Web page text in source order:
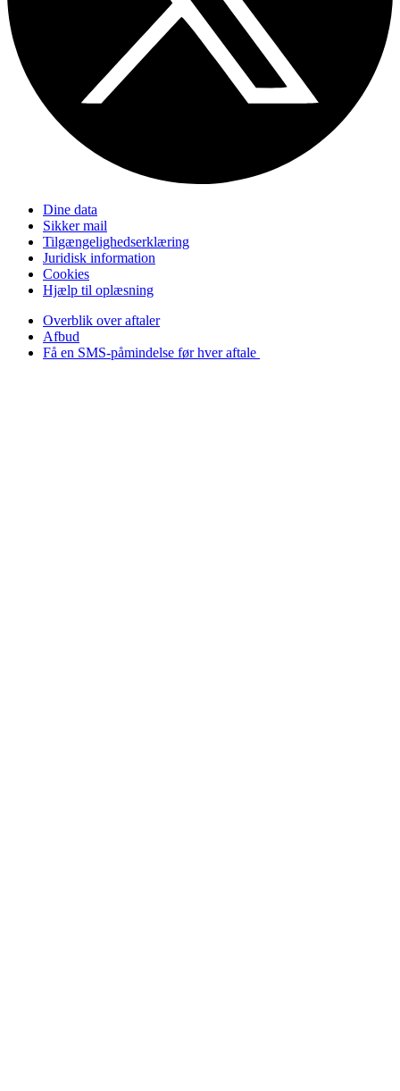
Dine data
Sikker mail
Tilgængelighedserklæring
Juridisk information
Cookies
Hjælp til oplæsning
Overblik over aftaler
Afbud
Få en SMS-påmindelse før hver aftale